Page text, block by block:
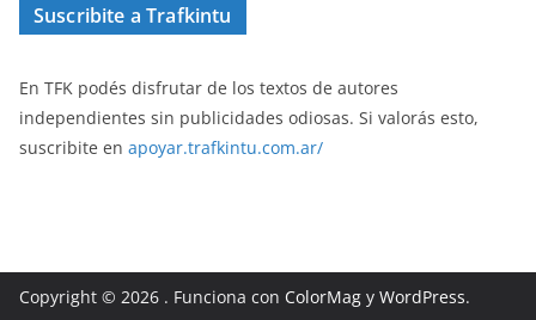
Suscribite a Trafkintu
En TFK podés disfrutar de los textos de autores
independientes sin publicidades odiosas. Si valorás esto,
suscribite en apoyar.trafkintu.com.ar/
Copyright © 2026 . Funciona con ColorMag y WordPress.